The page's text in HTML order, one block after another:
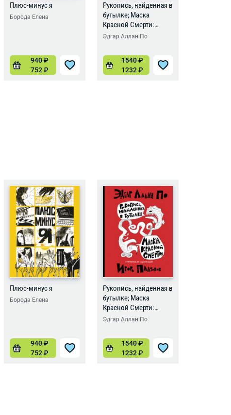
Плюс-минус я
Борода Елена
940₽
752₽
Рукопись, найденная в
бутылке; Маска
Красной Смерти:
новеллы-комиксы
Эдгар Аллан По
1540₽
1232₽
Плюс-минус я
Борода Елена
940₽
752₽
Рукопись, найденная в
бутылке; Маска
Красной Смерти:
новеллы-комиксы
Эдгар Аллан По
1540₽
1232₽